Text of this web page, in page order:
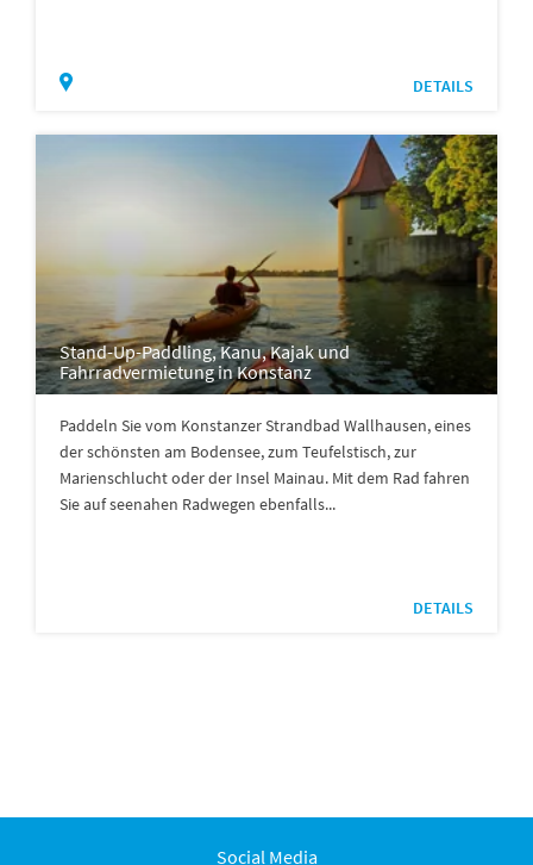
DETAILS
Stand-Up-Paddling, Kanu, Kajak und
Fahrradvermietung in Konstanz
Paddeln Sie vom Konstanzer Strandbad Wallhausen, eines
der schönsten am Bodensee, zum Teufelstisch, zur
Marienschlucht oder der Insel Mainau. Mit dem Rad fahren
Sie auf seenahen Radwegen ebenfalls...
DETAILS
Social Media